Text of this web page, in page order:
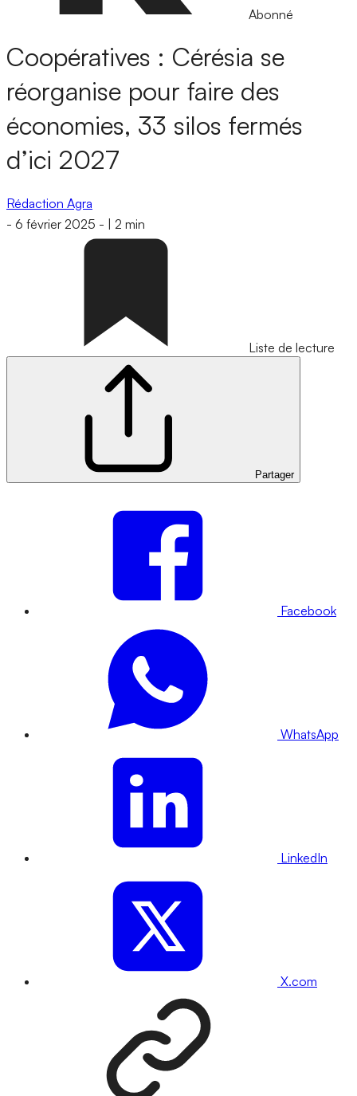
Abonné
Coopératives : Cérésia se
réorganise pour faire des
économies, 33 silos fermés
d’ici 2027
Rédaction Agra
- 6 février 2025 - 2 min
Liste de lecture
Partager
Facebook
WhatsApp
LinkedIn
X.com